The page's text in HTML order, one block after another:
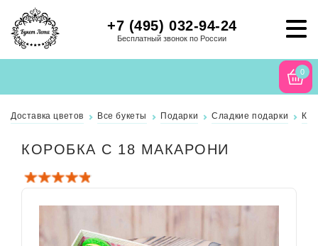
+7 (495) 032-94-24
Бесплатный звонок по России
0
Доставка цветов Все букеты Подарки Сладкие подарки
КОРОБКА С 18 МАКАРОНИ